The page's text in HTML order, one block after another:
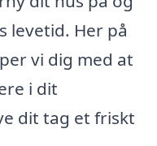
levetid. Her på
vi dig med at
i dit
dit tag et friskt